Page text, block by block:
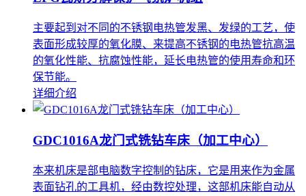
主要起到对不同的不锈钢电热管发黑、发绿的工艺，使
表面形成较厚的氧化膜、来提高不锈钢的电热管抗高温
的氧化性能、抗腐蚀性能，延长电热管的使用寿命和环
保节能。
详细介绍
GDC1016A龙门式铣钻车床（加工中心）
本来机床是部电脑数字控制的钻床，它是用来作为金属
表面钻孔的工具机，经由数控处理，这部机床能自动从